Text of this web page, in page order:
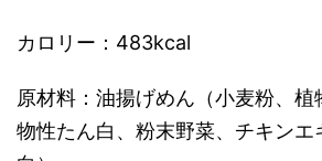
カロリー：483kcal
原材料：油揚げめん（小麦粉、植
物性たん白、粉末野菜、チキンエ